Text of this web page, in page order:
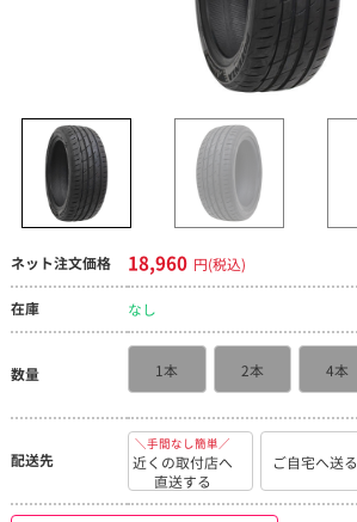
ネット注文価格 18,960 円(税込)
在庫 なし
数量 1本 2本 4本
配送先
＼手間なし簡単／
近くの取付店へ
直送する
ご自宅へ送る